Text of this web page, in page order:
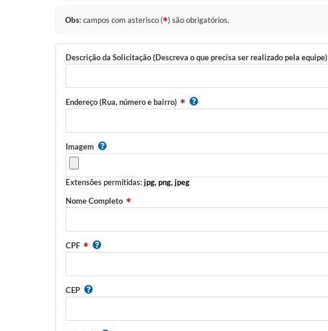
Obs: campos com asterisco ( ) são obrigatórios.
Descrição da Solicitação (Descreva o que precisa ser realizado pela equipe)
Endereço (Rua, número e bairro)
Imagem
Extensões permitidas:jpg, png, jpeg
Nome Completo
CPF
CEP